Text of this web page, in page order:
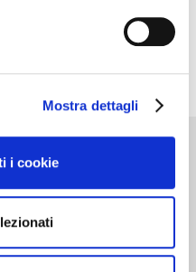
Mostra dettagli
i cookie
e contattare il Club: